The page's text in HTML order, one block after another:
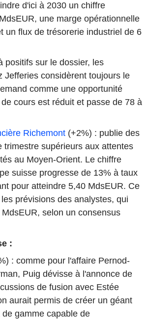
d'ici à 2030 un chiffre
une marge opérationnelle
un flux de trésorerie industriel de 6
positifs sur le dossier, les
Jefferies considèrent toujours le
comme une opportunité
cours est réduit et passe de 78 à
Richemont (+2%) : publie des
trimestre supérieurs aux attentes
au Moyen-Orient. Le chiffre
suisse progresse de 13% à taux
pour atteindre 5,40 MdsEUR. Ce
prévisions des analystes, qui
selon un consensus
:
: comme pour l'affaire Pernod-
Puig dévisse à l'annonce de
de fusion avec Estée
aurait permis de créer un géant
gamme capable de